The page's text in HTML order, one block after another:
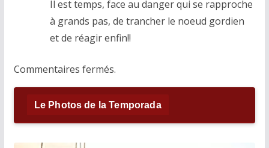
Il est temps, face au danger qui se rapproche
à grands pas, de trancher le noeud gordien
et de réagir enfin!!
Commentaires fermés.
Le Photos de la Temporada